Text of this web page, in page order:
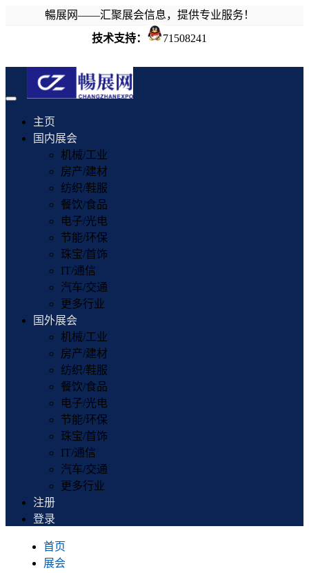
暢展网——汇聚展会信息，提供专业服务！
技术支持：
71508241
Toggle
navigation
主页
国内展会
机械/工业
房产/建材
纺织/鞋服
餐饮/食品
电子/光电
节能/环保
珠宝/首饰
IT/通信
汽车/交通
更多行业
国外展会
机械/工业
房产/建材
纺织/鞋服
餐饮/食品
电子/光电
节能/环保
珠宝/首饰
IT/通信
汽车/交通
更多行业
注册
登录
首页
展会